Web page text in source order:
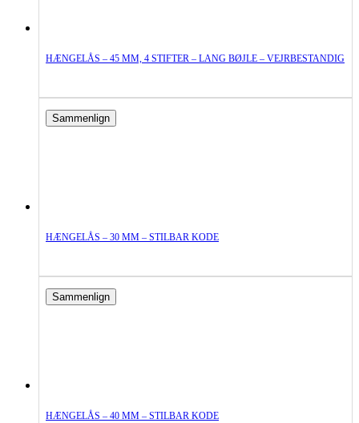
HÆNGELÅS – 45 MM, 4 STIFTER – LANG BØJLE – VEJRBESTANDIG
Sammenlign
HÆNGELÅS – 30 MM – STILBAR KODE
Sammenlign
HÆNGELÅS – 40 MM – STILBAR KODE